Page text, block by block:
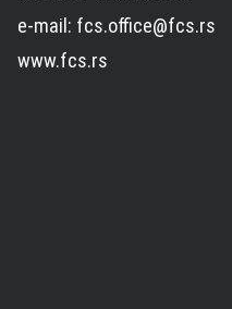
e-mail: fcs.office@fcs.rs
www.fcs.rs